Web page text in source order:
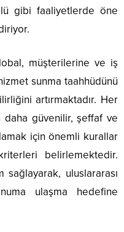
gibi faaliyetlerde öne
müşterilerine ve iş
sunma taahhüdünü
artırmaktadır. Her
güvenilir, şeffaf ve
için önemli kurallar
belirlemektedir.
uluslararası
ulaşma hedefine